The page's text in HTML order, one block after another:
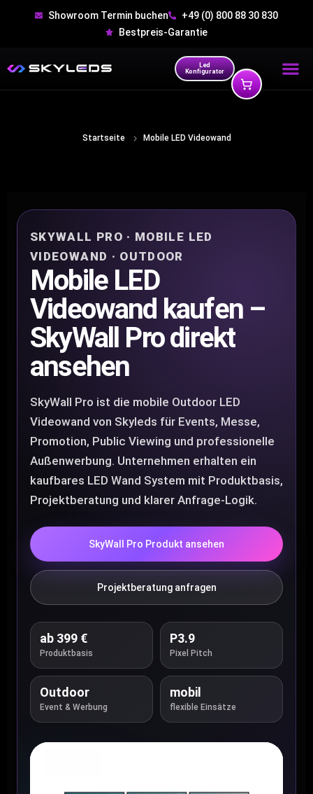
Showroom Termin buchen
+49 (0) 800 88 30 830
Bestpreis-Garantie
Led
Konfigurator
Startseite Mobile LED Videowand
SKYWALL PRO · MOBILE LED
VIDEOWAND · OUTDOOR
Mobile LED
Videowand kaufen –
SkyWall Pro direkt
ansehen
SkyWall Pro ist die mobile Outdoor LED
Videowand von Skyleds für Events, Messe,
Promotion, Public Viewing und professionelle
Außenwerbung. Unternehmen erhalten ein
kaufbares LED Wand System mit Produktbasis,
Projektberatung und klarer Anfrage-Logik.
SkyWall Pro Produkt ansehen
Projektberatung anfragen
ab 399 €
Produktbasis
P3.9
Pixel Pitch
Outdoor
Event & Werbung
mobil
flexible Einsätze